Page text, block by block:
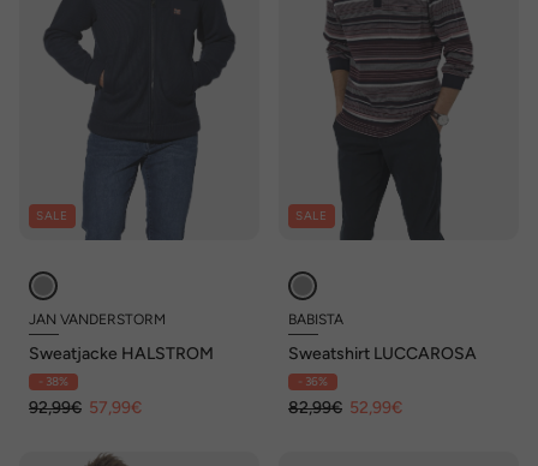
SALE
JAN VANDERSTORM
Sweatjacke HALSTROM
- 38%
92,99€ 57,99€
SALE
BABISTA
Sweatshirt LUCCAROSA
- 36%
82,99€ 52,99€